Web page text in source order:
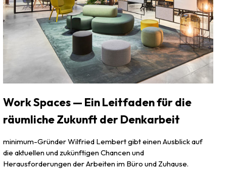
Work Spaces — Ein Leitfaden für die
räumliche Zukunft der Denkarbeit
minimum-Gründer Wilfried Lembert gibt einen Ausblick auf
die aktuellen und zukünftigen Chancen und
Herausforderungen der Arbeiten im Büro und Zuhause.